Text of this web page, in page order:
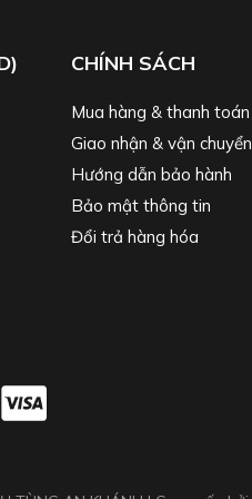
77mm.
CHÍNH SÁCH
Mua hàng & thanh toán
Giao nhận & vận chuyển
Hướng dẫn bảo hành
Bảo mật thông tin
Đổi trả hàng hóa